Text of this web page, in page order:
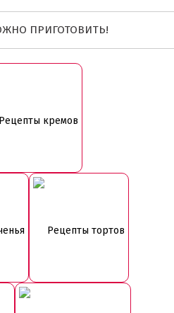
ПРИГОТОВИТЬ!
Рецепты кремов
Рецепты тортов